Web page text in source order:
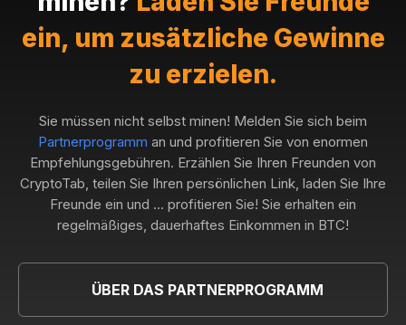
ein, um zusätzliche Gewinne
zu erzielen.
Sie müssen nicht selbst minen! Melden Sie sich beim
Partnerprogramm an und profitieren Sie von enormen
Empfehlungsgebühren. Erzählen Sie Ihren Freunden von
CryptoTab, teilen Sie Ihren persönlichen Link, laden Sie Ihre
Freunde ein und ... profitieren Sie! Sie erhalten ein
regelmäßiges, dauerhaftes Einkommen in BTC!
ÜBER DAS PARTNERPROGRAMM